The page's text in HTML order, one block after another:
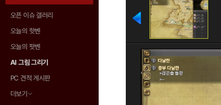
오픈 이슈 갤러리
오늘의 핫벤
오늘의 팟벤
AI 그림 그리기
PC 견적 게시판
더보기